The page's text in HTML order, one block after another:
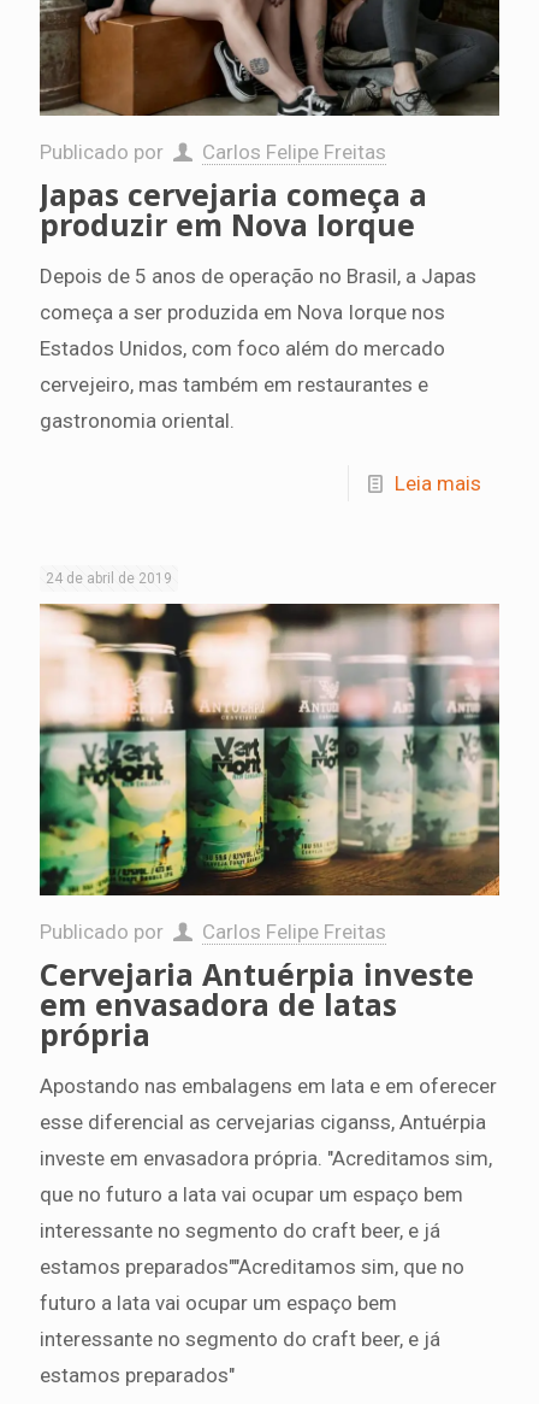
Publicado por Carlos Felipe Freitas
Japas cervejaria começa a
produzir em Nova Iorque
Depois de 5 anos de operação no Brasil, a Japas
começa a ser produzida em Nova Iorque nos
Estados Unidos, com foco além do mercado
cervejeiro, mas também em restaurantes e
gastronomia oriental.
Leia mais
24 de abril de 2019
Publicado por Carlos Felipe Freitas
Cervejaria Antuérpia investe
em envasadora de latas
própria
Apostando nas embalagens em lata e em oferecer
esse diferencial as cervejarias ciganss, Antuérpia
investe em envasadora própria. "Acreditamos sim,
que no futuro a lata vai ocupar um espaço bem
interessante no segmento do craft beer, e já
estamos preparados""Acreditamos sim, que no
futuro a lata vai ocupar um espaço bem
interessante no segmento do craft beer, e já
estamos preparados"